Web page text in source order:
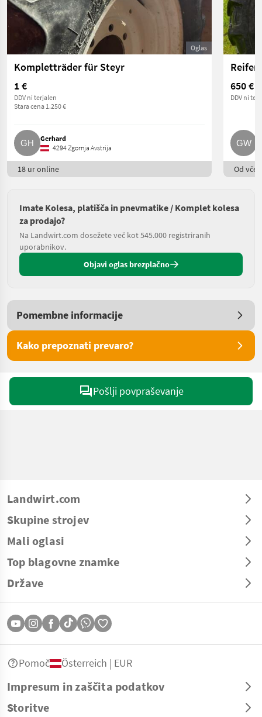
Oglas
Kompletträder für Steyr
1 €
DDV ni terjalen
Stara cena 1.250 €
Gerhard
4294 Zgornja Avstrija
18 ur online
650 €
DDV ni
Od
Imate Kolesa, platišča in pnevmatike / Komplet kolesa
za prodajo?
Na Landwirt.com dosežete več kot 545.000 registriranih
uporabnikov.
Objavi oglas brezplačno
Pomembne informacije
Kako prepoznati prevaro?
Pošlji povpraševanje
Landwirt.com
Skupine strojev
Mali oglasi
Top blagovne znamke
Države
Impresum in zaščita podatkov
Storitve
Pomoč Österreich | EUR